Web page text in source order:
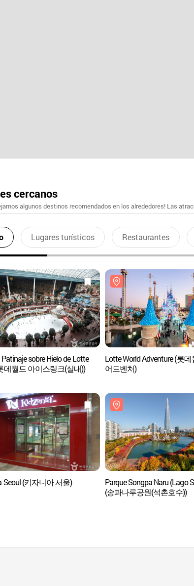
cercanos
algunos destinos recomendados en los alrededores! Las
Lugares turísticos Restaurantes
sobre Hielo de Lotte
데월드 아이스링크(실내))
Lotte World Adventure (롯데
어드벤처)
Seoul (키자니아 서울)
Parque Songpa Naru (Lago
(송파나루공원(석촌호수))